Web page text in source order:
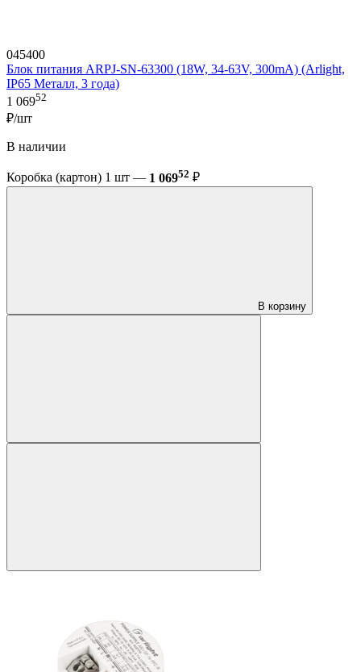
045400
Блок питания ARPJ-SN-63300 (18W, 34-63V, 300mA) (Arlight,
IP65 Металл, 3 года)
1 06952
₽/шт
В наличии
Коробка (картон) 1 шт — 1 06952 ₽
В корзину